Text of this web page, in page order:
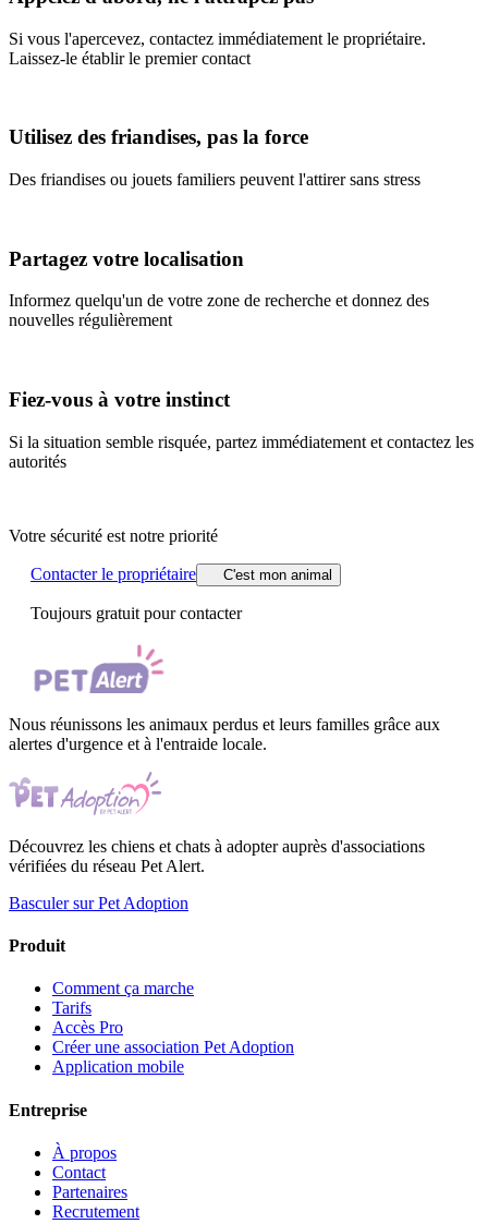
Si vous l'apercevez, contactez immédiatement le propriétaire.
Laissez-le établir le premier contact
Utilisez des friandises, pas la force
Des friandises ou jouets familiers peuvent l'attirer sans stress
Partagez votre localisation
Informez quelqu'un de votre zone de recherche et donnez des
nouvelles régulièrement
Fiez-vous à votre instinct
Si la situation semble risquée, partez immédiatement et contactez les
autorités
Votre sécurité est notre priorité
Contacter le propriétaire C'est mon animal
Toujours gratuit pour contacter
Nous réunissons les animaux perdus et leurs familles grâce aux
alertes d'urgence et à l'entraide locale.
Découvrez les chiens et chats à adopter auprès d'associations
vérifiées du réseau Pet Alert.
Basculer sur Pet Adoption
Produit
Comment ça marche
Tarifs
Accès Pro
Créer une association Pet Adoption
Application mobile
Entreprise
À propos
Contact
Partenaires
Recrutement